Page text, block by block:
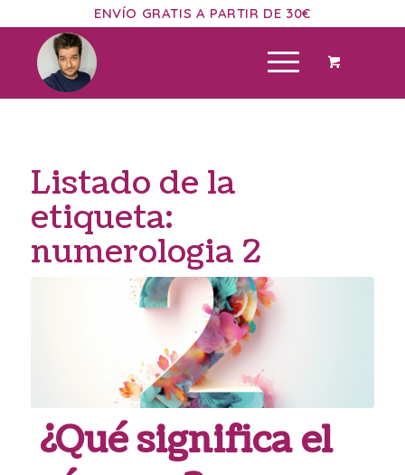
ENVÍO GRATIS A PARTIR DE 30€
Listado de la
etiqueta:
numerologia 2
¿Qué significa el